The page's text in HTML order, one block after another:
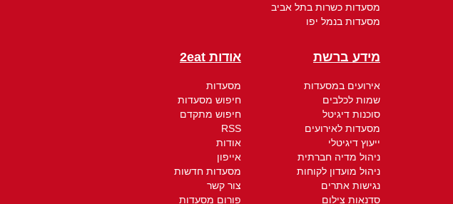
מסעדות כשרות בתל אביב
מסעדות בנמל יפו
מידע ברשת
אירועים במסעדות
שמות לכלבים
סוכנות דיגיטל
מסעדות לאירועים
ייעוץ דיגיטלי
ניהול מדיה חברתית
ניהול מועדון לקוחות
נגישות אתרים
סדנאות צילום
אודות 2eat
מסעדות
חיפוש מסעדות
חיפוש מתקדם
RSS
אודות
אייפון
מסעדות חדשות
צור קשר
פורום מסעדות